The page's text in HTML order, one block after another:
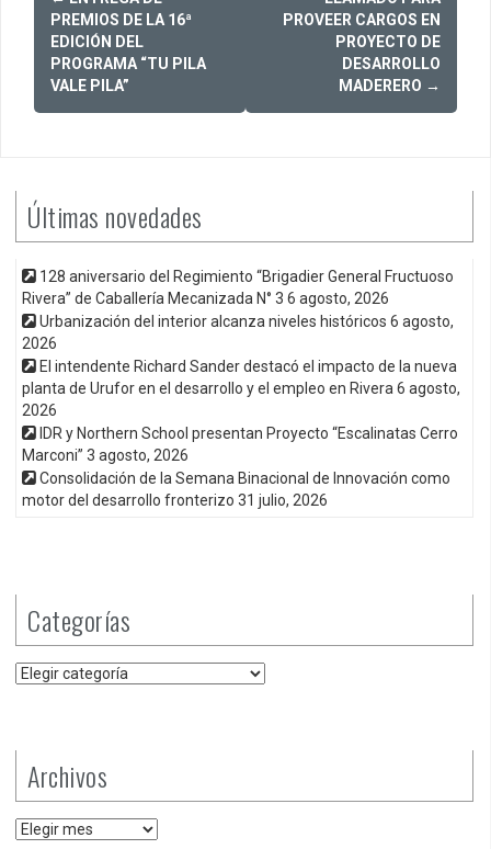
navigation
PREMIOS DE LA 16ª
EDICIÓN DEL
PROGRAMA “TU PILA
VALE PILA”
PROVEER CARGOS EN
PROYECTO DE
DESARROLLO
MADERERO →
Últimas novedades
128 aniversario del Regimiento “Brigadier General Fructuoso
Rivera” de Caballería Mecanizada N° 3 6 agosto, 2026
Urbanización del interior alcanza niveles históricos 6 agosto,
2026
El intendente Richard Sander destacó el impacto de la nueva
planta de Urufor en el desarrollo y el empleo en Rivera 6 agosto,
2026
IDR y Northern School presentan Proyecto “Escalinatas Cerro
Marconi” 3 agosto, 2026
Consolidación de la Semana Binacional de Innovación como
motor del desarrollo fronterizo 31 julio, 2026
Categorías
Categorías
Archivos
Archivos